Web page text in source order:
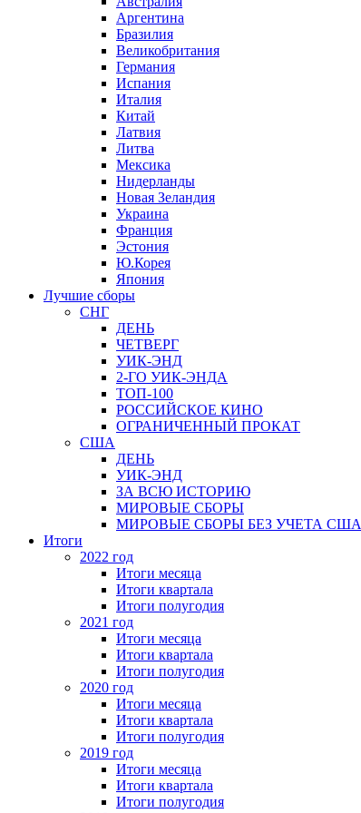
Аргентина
Бразилия
Великобритания
Германия
Испания
Италия
Китай
Латвия
Литва
Мексика
Нидерланды
Новая Зеландия
Украина
Франция
Эстония
Ю.Корея
Япония
Лучшие сборы
СНГ
ДЕНЬ
ЧЕТВЕРГ
УИК-ЭНД
2-ГО УИК-ЭНДА
ТОП-100
РОССИЙСКОЕ КИНО
ОГРАНИЧЕННЫЙ ПРОКАТ
США
ДЕНЬ
УИК-ЭНД
ЗА ВСЮ ИСТОРИЮ
МИРОВЫЕ СБОРЫ
МИРОВЫЕ СБОРЫ БЕЗ УЧЕТА США
Итоги
2022 год
Итоги месяца
Итоги квартала
Итоги полугодия
2021 год
Итоги месяца
Итоги квартала
Итоги полугодия
2020 год
Итоги месяца
Итоги квартала
Итоги полугодия
2019 год
Итоги месяца
Итоги квартала
Итоги полугодия